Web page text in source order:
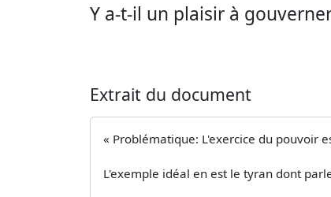
Y a-t-il un plaisir à
Extrait du document
« Problématique: L'exercice du pouvoir
L'exemple idéal en est le tyran dont